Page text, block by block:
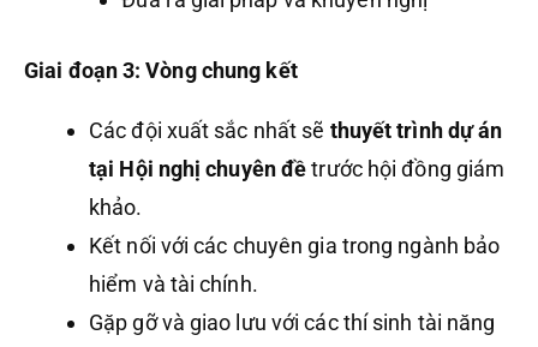
Giai đoạn 3: Vòng chung kết
Các đội xuất sắc nhất sẽ thuyết trình dự án
tại Hội nghị chuyên đềtrước hội đồng giám
khảo.
Kết nối với các chuyên gia trong ngành bảo
hiểm và tài chính.
Gặp gỡ và giao lưu với các thí sinh tài năng